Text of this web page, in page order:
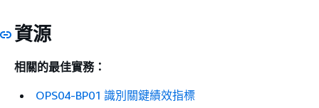
資源
相關的最佳實務：
OPS04-BP01 識別關鍵績效指標